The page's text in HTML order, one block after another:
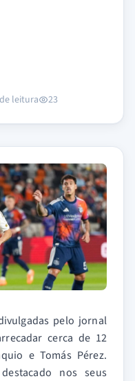
leitura 23
pelo jornal
cerca de 12
e Tomás Pérez.
nos seus